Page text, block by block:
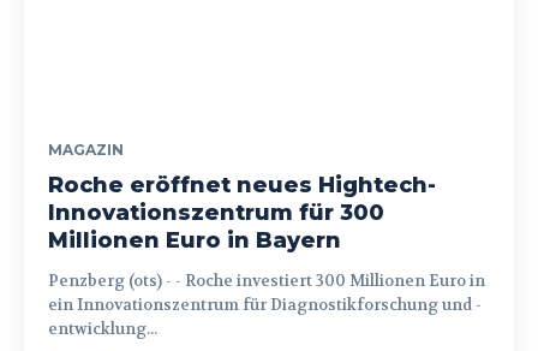
MAGAZIN
Roche eröffnet neues Hightech-
Innovationszentrum für 300
Millionen Euro in Bayern
Penzberg (ots) - - Roche investiert 300 Millionen Euro in
ein Innovationszentrum für Diagnostikforschung und -
entwicklung...